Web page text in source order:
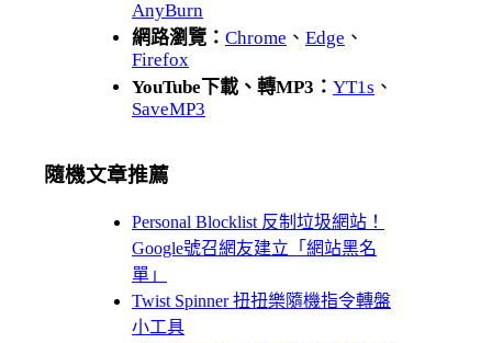
AnyBurn
網路瀏覽： Chrome 、 Edge 、
Firefox
YouTube下載、轉MP3： YT1s 、
SaveMP3
隨機文章推薦
Personal Blocklist 反制垃圾網站！
Google號召網友建立「網站黑名
單」
Twist Spinner 扭扭樂隨機指令轉盤
小工具